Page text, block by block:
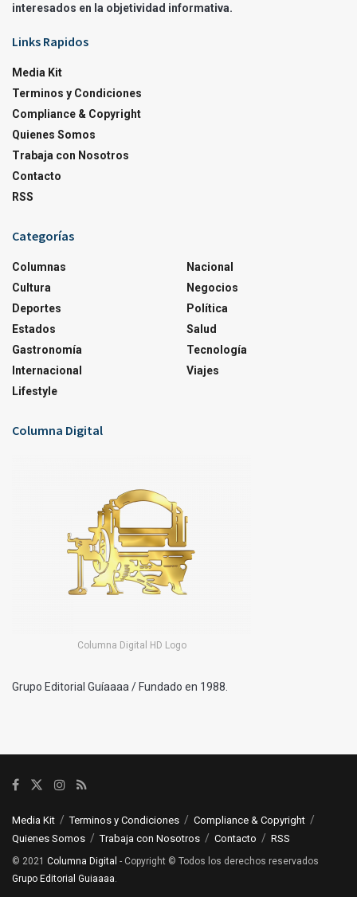
interesados en la objetividad informativa.
Links Rapidos
Media Kit
Terminos y Condiciones
Compliance & Copyright
Quienes Somos
Trabaja con Nosotros
Contacto
RSS
Categorías
Columnas
Cultura
Deportes
Estados
Gastronomía
Internacional
Lifestyle
Nacional
Negocios
Política
Salud
Tecnología
Viajes
Columna Digital
Columna Digital HD Logo
Grupo Editorial Guíaaaa / Fundado en 1988.
Media Kit Terminos y Condiciones
Compliance & Copyright
Quienes Somos
Trabaja con Nosotros Contacto RSS
© 2021 Columna Digital - Copyright © Todos los derechos reservados
Grupo Editorial Guiaaaa